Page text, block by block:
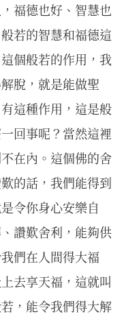
福德也好、智慧也
若的智慧和福德這
個般若的作用，我
脫，就是能做聖
這種作用，這是般
回事呢？當然這裡
在內。這個佛的舍
的話，我們能得到
令你身心安樂自
讚歎舍利，能夠供
們在人間得大福
去享天福，這就叫
，能令我們得大解